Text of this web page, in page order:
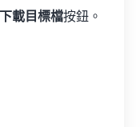
下載目標檔按鈕。